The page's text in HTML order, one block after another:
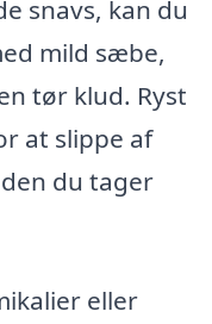
snavs, kan du
mild sæbe,
tør klud. Ryst
at slippe af
du tager
eller